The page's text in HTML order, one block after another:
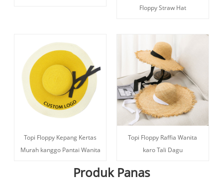
Floppy Straw Hat
Topi Floppy Kepang Kertas
Murah kanggo Pantai Wanita
Topi Floppy Raffia Wanita
karo Tali Dagu
Produk Panas